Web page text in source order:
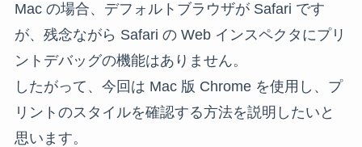
Mac の場合、デフォルトブラウザが Safari です
が、残念ながら Safari の Web インスペクタにプリ
ントデバッグの機能はありません。
したがって、今回は Mac 版 Chrome を使用し、プ
リントのスタイルを確認する方法を説明したいと
思います。